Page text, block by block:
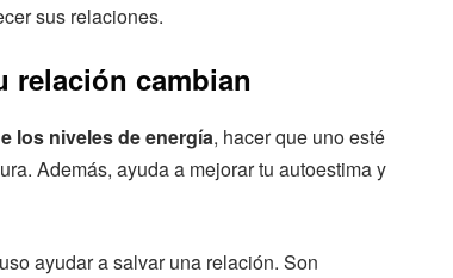
sus relaciones.
relación cambian
los niveles de energía, hacer que uno esté
Además, ayuda a mejorar tu autoestima y
ayudar a salvar una relación. Son